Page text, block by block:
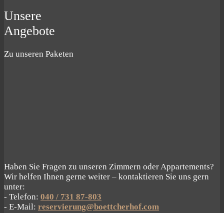
Unsere
Angebote
Zu unseren Paketen
Haben Sie Fragen zu unseren Zimmern oder Appartements?
Wir helfen Ihnen gerne weiter – kontaktieren Sie uns gern
unter:
- Telefon: 040 / 731 87-803
- E-Mail: reservierung@boettcherhof.com